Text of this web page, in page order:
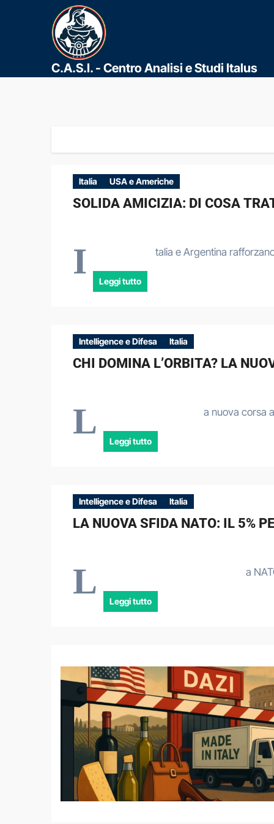
C.A.S.I. - Centro Analisi e Studi Italus
Italia USA e Americhe
SOLIDA AMICIZIA: DI COSA
I talia e Argentina
Leggi tutto
Intelligence e Difesa Italia
CHI DOMINA L’ORBITA? LA
L a nuova corsa
Leggi tutto
Intelligence e Difesa Italia
LA NUOVA SFIDA NATO: IL 5%
L a
Leggi tutto